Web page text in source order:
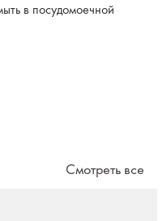
в посудомоечной
Смотреть все